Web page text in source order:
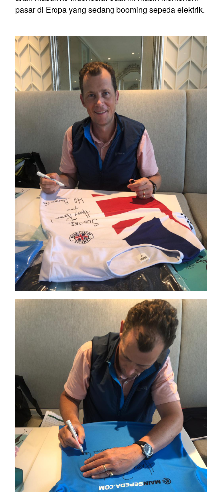
pasar di Eropa yang sedang booming sepeda elektrik.